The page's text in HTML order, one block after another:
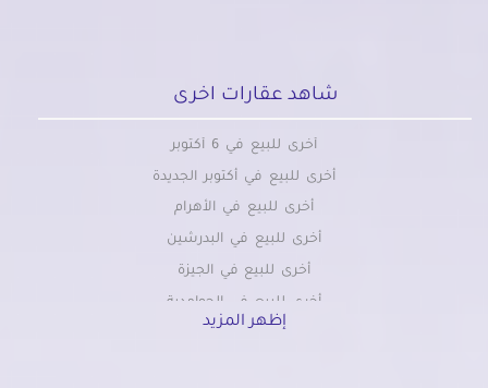
شاهد عقارات اخرى
أخرى للبيع في 6 أكتوبر
أخرى للبيع في أكتوبر الجديدة
أخرى للبيع في الأهرام
أخرى للبيع في البدرشين
أخرى للبيع في الجيزة
أخرى للبيع في الحوامدية
أخرى للبيع في الخمائل
إظهر المزيد